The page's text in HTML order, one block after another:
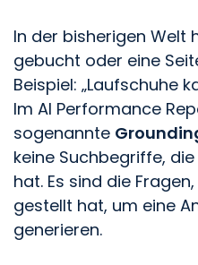
In der bisherigen Welt
gebucht oder eine
Beispiel: „Laufschuhe
Im AI Performance
sogenannte
keine Suchbegriffe,
hat. Es sind die
gestellt hat, um eine
generieren.